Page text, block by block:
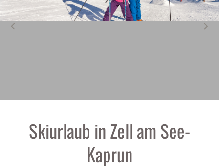
Skiurlaub in Zell am See-
Kaprun